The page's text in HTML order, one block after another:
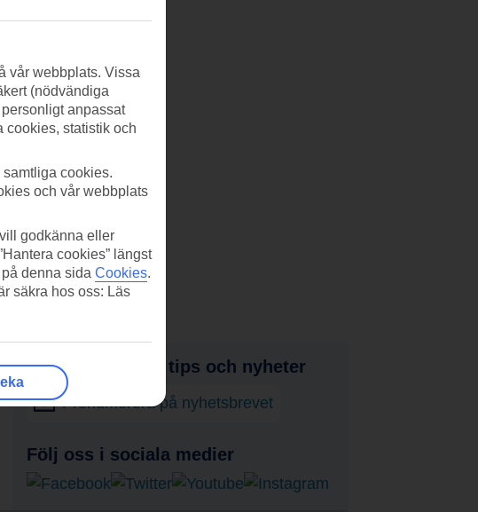
Få erbjudanden, tips och nyheter
Prenumerera på nyhetsbrevet
Följ oss i sociala medier
vår webbplats. Vissa
(nödvändiga
anpassat
cookies, statistik och
samtliga cookies.
och vår webbplats
godkänna eller
cookies” längst
denna sida Cookies.
säkra hos oss: Läs